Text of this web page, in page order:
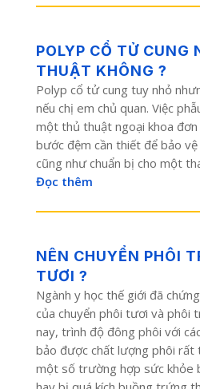
POLYP CỔ TỬ CUNG
THUẬT KHÔNG ?
Polyp cổ tử cung tuy nhỏ
nếu chị em chủ quan. Việc
một thủ thuật ngoại khoa đơn
bước đệm cần thiết để bảo
cũng như chuẩn bị cho một
Đọc thêm
NÊN CHUYỂN PHÔI
TƯƠI ?
Ngành y học thế giới đã
của chuyển phôi tươi và phôi
nay, trình độ đông phôi với
bảo được chất lượng phôi rất
một số trường hợp sức khỏe